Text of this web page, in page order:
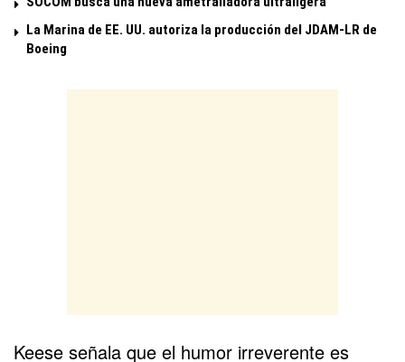
La Marina de EE. UU. autoriza la producción del JDAM-LR de
Boeing
Keese señala que el humor irreverente es